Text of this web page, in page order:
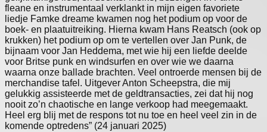
fleane en instrumentaal verklankt in mijn eigen favoriete
liedje Famke dreame kwamen nog het podium op voor de
boek- en plaatuitreiking. Hierna kwam Hans Reatsch (ook op
krukken) het podium op om te vertellen over Jan Punk, de
bijnaam voor Jan Heddema, met wie hij een liefde deelde
voor Britse punk en windsurfen en over wie we daarna
waarna onze ballade brachten. Veel ontroerde mensen bij de
merchandise tafel. Uitgever Anton Scheepstra, die mij
gelukkig assisteerde met de geldtransacties, zei dat hij nog
nooit zo’n chaotische en lange verkoop had meegemaakt.
Heel erg blij met de respons tot nu toe en heel veel zin in de
komende optredens” (24 januari 2025)